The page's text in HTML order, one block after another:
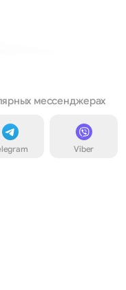
мессенджерах
Viber